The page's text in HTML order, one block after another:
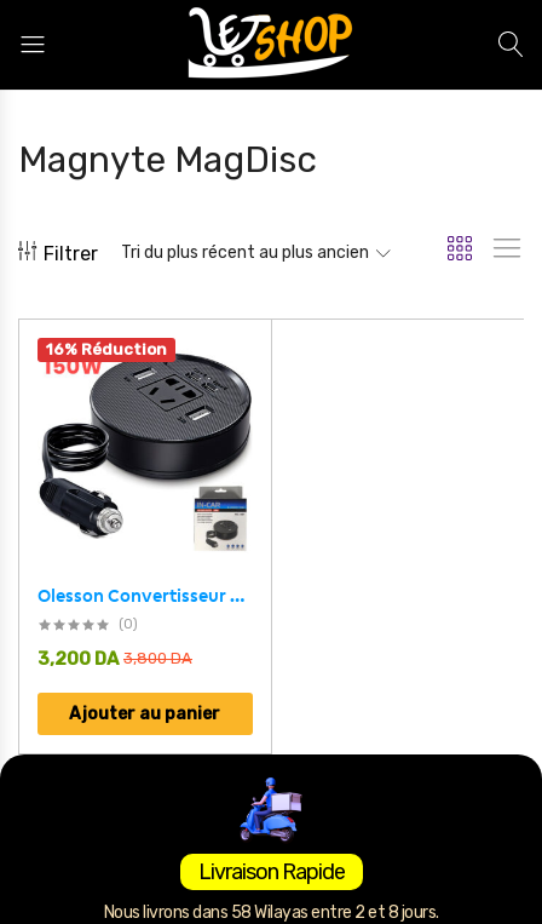
Magnyte MagDisc
Filtrer Tri du plus récent au plus ancien
16% Réduction
Olesson Convertisseur de courant pour voiture 150W – جهاز شحن في السيارة
(0)
3,800DA
3,200 DA
Ajouter au panier
Livraison Rapide
Nous livrons dans 58 Wilayas entre 2 et 8 jours.